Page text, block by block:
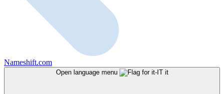
Nameshift.com
Open language menu it